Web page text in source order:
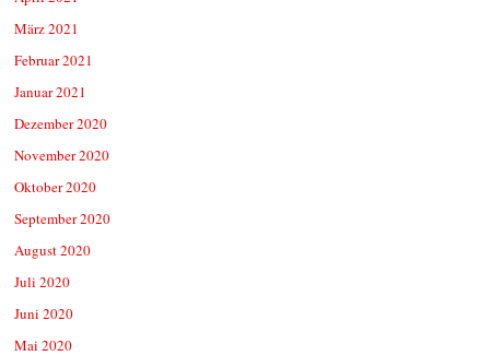
März 2021
Februar 2021
Januar 2021
Dezember 2020
November 2020
Oktober 2020
September 2020
August 2020
Juli 2020
Juni 2020
Mai 2020